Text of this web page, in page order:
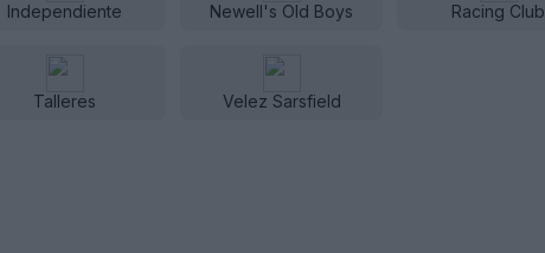
Independiente Newell's Old Boys Racing Club
Talleres Velez Sarsfield